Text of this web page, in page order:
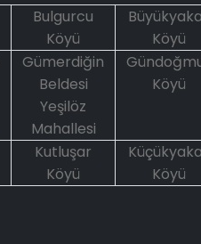
Bulgurcu
Köyü
Köyü
Gümerdiğin
Beldesi
Yeşilöz
Mahallesi
Köyü
Kutluşar
Köyü
Köyü